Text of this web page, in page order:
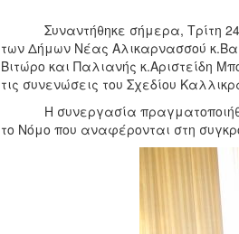
Συναντήθηκε σήμερα, Τρίτη 24
των Δήμων Νέας Αλικαρνασσού
Βιτώρο και Παλιανής κ.Αριστείδη
τις συνενώσεις του Σχεδίου
Η συνεργασία
το Νόμο που αναφέρονται στη